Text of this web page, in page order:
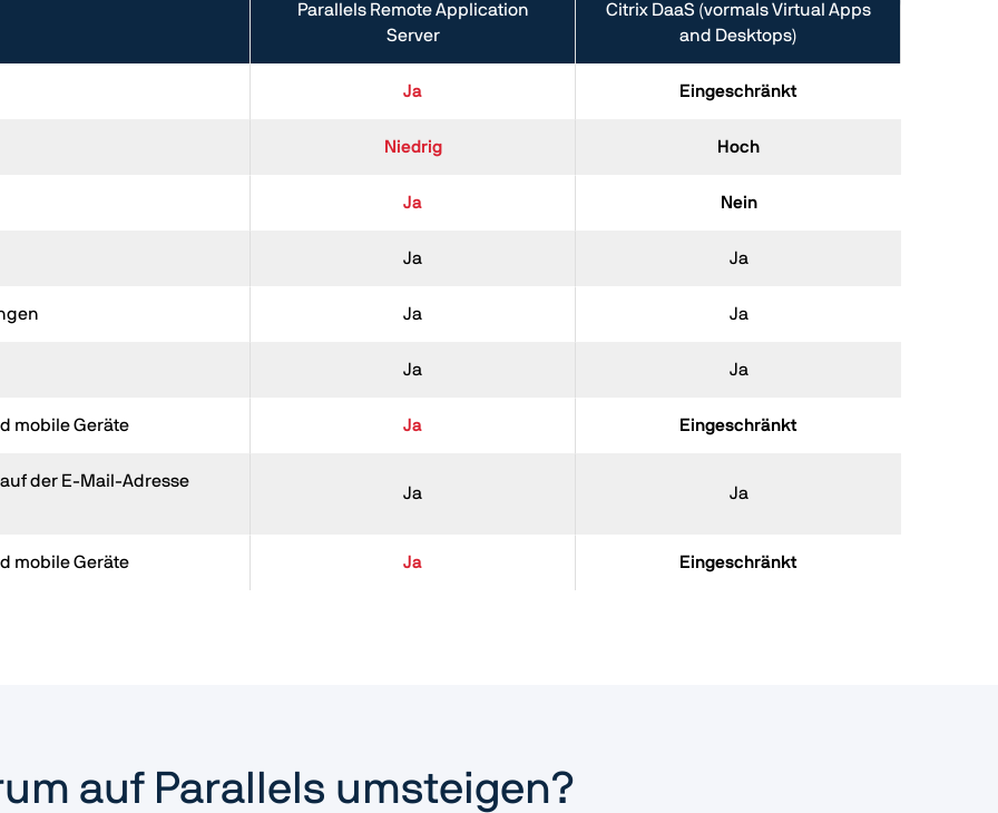
Parallels Remote Application
Server
Citrix DaaS (vormals Virtual Apps
and Desktops)
Ja Eingeschränkt
Niedrig Hoch
Ja Nein
Ja Ja
Ja Ja
Ja Ja
mobile Geräte Ja Eingeschränkt
der E-Mail-Adresse
Ja Ja
mobile Geräte Ja Eingeschränkt
auf Parallels umsteigen?